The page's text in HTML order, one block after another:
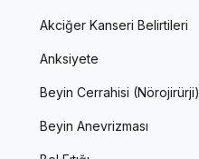
Akciğer Kanseri Belirtileri
Anksiyete
Beyin Cerrahisi (Nörojirürji)
Beyin Anevrizması